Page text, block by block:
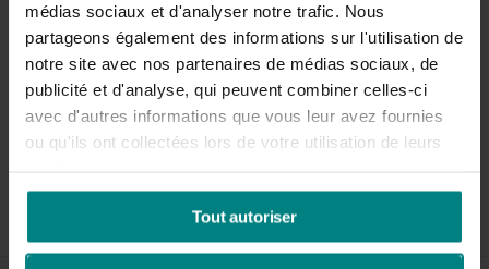
médias sociaux et d'analyser notre trafic. Nous
partageons également des informations sur l'utilisation de
notre site avec nos partenaires de médias sociaux, de
publicité et d'analyse, qui peuvent combiner celles-ci
avec d'autres informations que vous leur avez fournies
ou qu'ils ont collectées lors de votre utilisation de leurs
Tout autoriser
Frein à inertie ZAF1,35-3 -
(1350 kg)
€331,00
(1350 kg)
€337,00
Description du produit